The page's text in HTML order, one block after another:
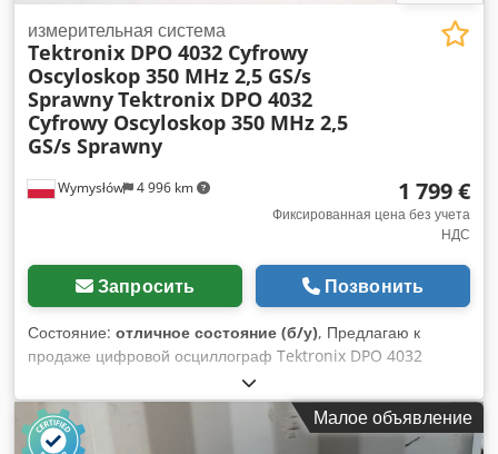
Wymysłów 4 996 km
измерительная система
Tektronix DPO 4032 Cyfrowy
Oscyloskop 350 MHz 2,5 GS/s
SprawnyTektronix DPO 4032
Cyfrowy Oscyloskop 350 MHz 2,5
GS/s Sprawny
1 799 €
Фиксированная цена без учета
НДС
Запросить Позвонить
Состояние: отличное состояние (б/у), Предлагаю к
продаже цифровой осциллограф Tektronix DPO 4032
Digital Phosphor Oscilloscope. Устройство полностью
исправно, включается без проблем и работает корректно.
Отображает начальный экран и экран измерений, что
подтверждается представленными фотографиями.
Малое объявление